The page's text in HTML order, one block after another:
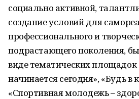
социально активной,
создание условий для
профессионального и
подрастающего поколения,
виде тематических площадок
начинается сегодня», «Будь в
«Спортивная молодежь –